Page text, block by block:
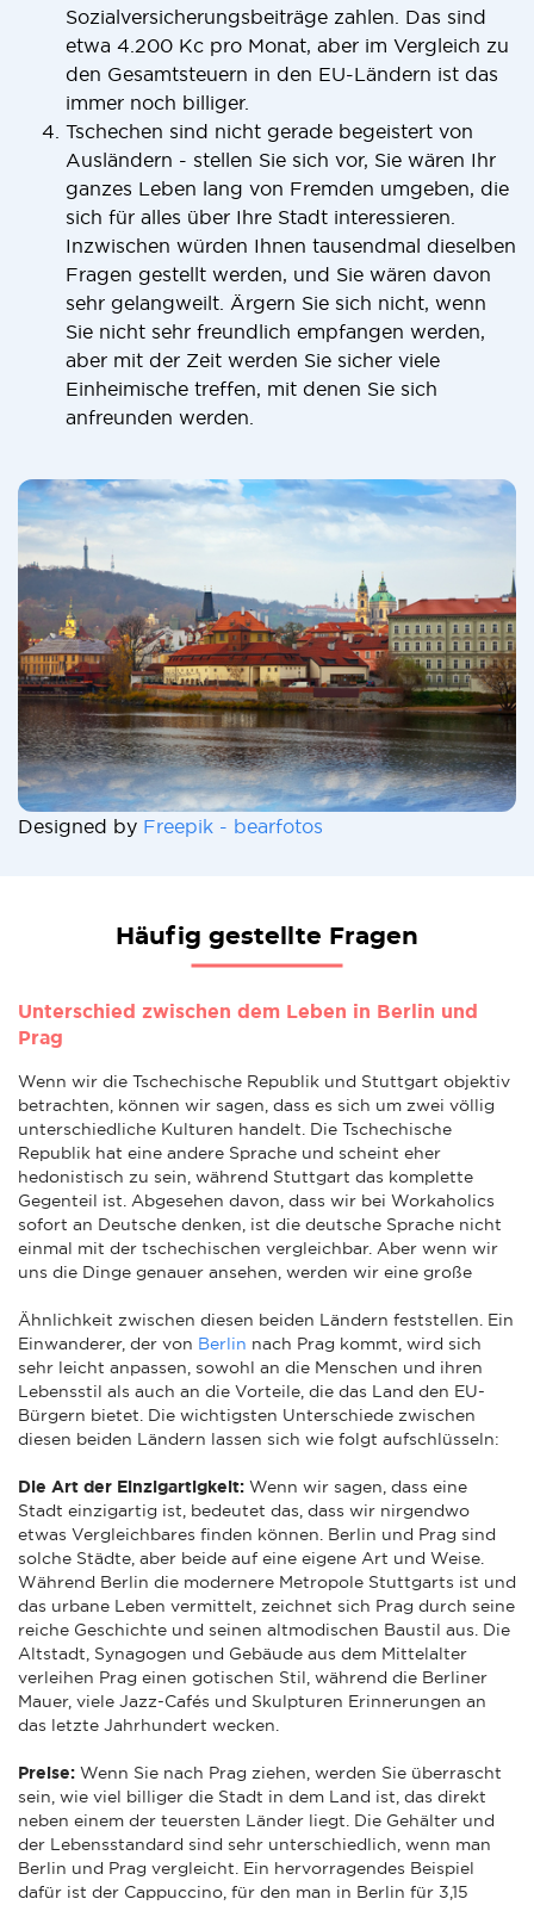
Sozialversicherungsbeiträge zahlen. Das sind
etwa 4.200 Kc pro Monat, aber im Vergleich zu
den Gesamtsteuern in den EU-Ländern ist das
immer noch billiger.
Tschechen sind nicht gerade begeistert von
Ausländern - stellen Sie sich vor, Sie wären Ihr
ganzes Leben lang von Fremden umgeben, die
sich für alles über Ihre Stadt interessieren.
Inzwischen würden Ihnen tausendmal dieselben
Fragen gestellt werden, und Sie wären davon
sehr gelangweilt. Ärgern Sie sich nicht, wenn
Sie nicht sehr freundlich empfangen werden,
aber mit der Zeit werden Sie sicher viele
Einheimische treffen, mit denen Sie sich
anfreunden werden.
Designed by Freepik - bearfotos
Häufig gestellte Fragen
Unterschied zwischen dem Leben in Berlin und
Prag
Wenn wir die Tschechische Republik und Stuttgart objektiv
betrachten, können wir sagen, dass es sich um zwei völlig
unterschiedliche Kulturen handelt. Die Tschechische
Republik hat eine andere Sprache und scheint eher
hedonistisch zu sein, während Stuttgart das komplette
Gegenteil ist. Abgesehen davon, dass wir bei Workaholics
sofort an Deutsche denken, ist die deutsche Sprache nicht
einmal mit der tschechischen vergleichbar. Aber wenn wir
uns die Dinge genauer ansehen, werden wir eine große
Ähnlichkeit zwischen diesen beiden Ländern feststellen. Ein
Einwanderer, der von Berlin nach Prag kommt, wird sich
sehr leicht anpassen, sowohl an die Menschen und ihren
Lebensstil als auch an die Vorteile, die das Land den EU-
Bürgern bietet. Die wichtigsten Unterschiede zwischen
diesen beiden Ländern lassen sich wie folgt aufschlüsseln:
Die Art der Einzigartigkeit: Wenn wir sagen, dass eine
Stadt einzigartig ist, bedeutet das, dass wir nirgendwo
etwas Vergleichbares finden können. Berlin und Prag sind
solche Städte, aber beide auf eine eigene Art und Weise.
Während Berlin die modernere Metropole Stuttgarts ist und
das urbane Leben vermittelt, zeichnet sich Prag durch seine
reiche Geschichte und seinen altmodischen Baustil aus. Die
Altstadt, Synagogen und Gebäude aus dem Mittelalter
verleihen Prag einen gotischen Stil, während die Berliner
Mauer, viele Jazz-Cafés und Skulpturen Erinnerungen an
das letzte Jahrhundert wecken.
Preise: Wenn Sie nach Prag ziehen, werden Sie überrascht
sein, wie viel billiger die Stadt in dem Land ist, das direkt
neben einem der teuersten Länder liegt. Die Gehälter und
der Lebensstandard sind sehr unterschiedlich, wenn man
Berlin und Prag vergleicht. Ein hervorragendes Beispiel
dafür ist der Cappuccino, für den man in Berlin für 3,15